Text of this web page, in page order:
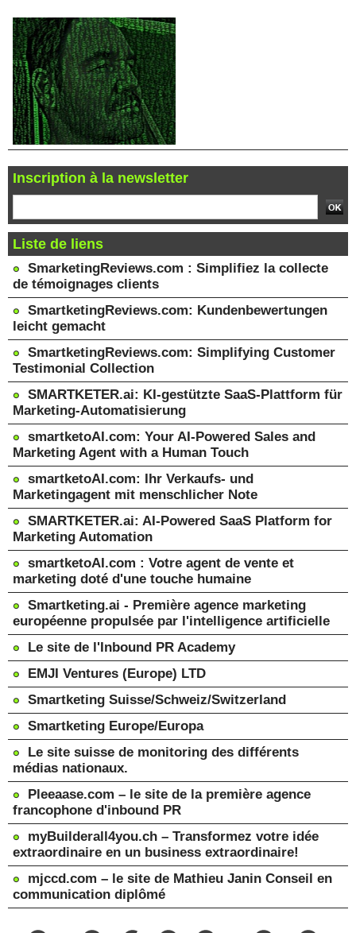
Inscription à la newsletter
Liste de liens
SmarketingReviews.com : Simplifiez la collecte
de témoignages clients
SmartketingReviews.com: Kundenbewertungen
leicht gemacht
SmartketingReviews.com: Simplifying Customer
Testimonial Collection
SMARTKETER.ai: KI-gestützte SaaS-Plattform für
Marketing-Automatisierung
smartketoAI.com: Your AI-Powered Sales and
Marketing Agent with a Human Touch
smartketoAI.com: Ihr Verkaufs- und
Marketingagent mit menschlicher Note
SMARTKETER.ai: AI-Powered SaaS Platform for
Marketing Automation
smartketoAI.com : Votre agent de vente et
marketing doté d'une touche humaine
Smartketing.ai - Première agence marketing
européenne propulsée par l'intelligence artificielle
Le site de l'Inbound PR Academy
EMJI Ventures (Europe) LTD
Smartketing Suisse/Schweiz/Switzerland
Smartketing Europe/Europa
Le site suisse de monitoring des différents
médias nationaux.
Pleeaase.com – le site de la première agence
francophone d'inbound PR
myBuilderall4you.ch – Transformez votre idée
extraordinaire en un business extraordinaire!
mjccd.com – le site de Mathieu Janin Conseil en
communication diplômé